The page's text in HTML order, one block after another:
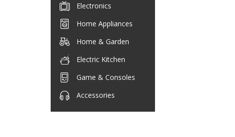
Electronics
Home Appliances
Home & Garden
Electric Kitchen
Game & Consoles
Accessories